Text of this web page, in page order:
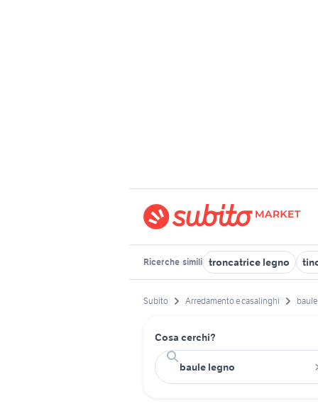
Ricerche simili troncatrice legno
Subito Arredamento e casalinghi
Cosa cerchi?